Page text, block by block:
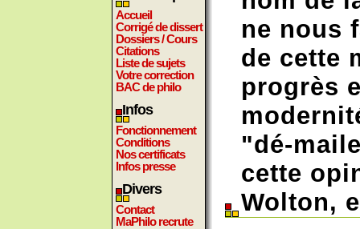
Accueil
Corrigé de dissert
Dossiers / Cours
Citations
Liste de sujets
Votre correction
BAC de philo
Infos
Fonctionnement
Conditions
Nos certificats
Infos presse
Divers
Contact
MaPhilo recrute
ne nous
de cette
progrès
"dé-
cette
Wolton,